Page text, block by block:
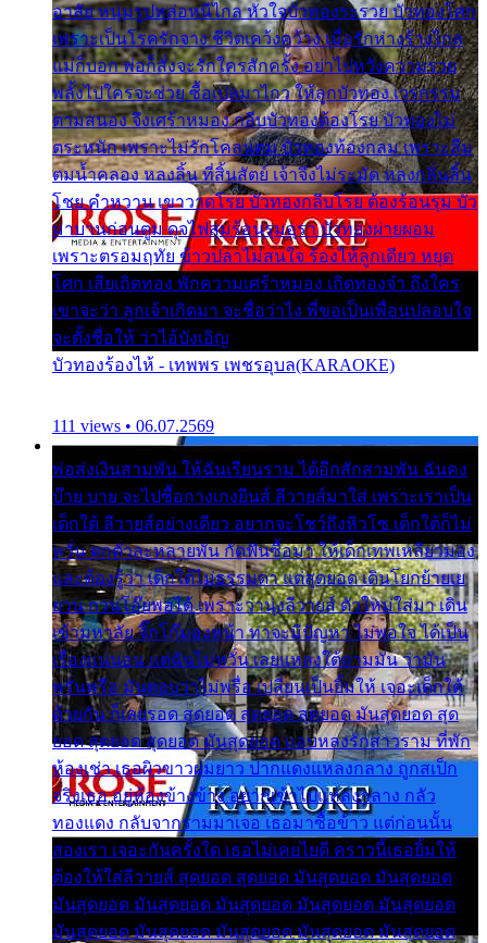
อาลัย หนุ่มรูปหล่อหนีไกล หัวใจบัวทองระรวย บัวทองโศก
เพราะเป็นโรครักจาง ชีวิตเคว้งคว้าง เมื่อรักห่างร้างไกล
แม่ก็บอก พ่อก็สั่งจะรักใครสักครั้ง อย่าไปหวังความรวย
พลั้งไปใครจะช่วย ซื้อเปลมาไกว ให้ลูกบัวทอง เวรกรรม
ตามสนอง จึงเศร้าหมอง กลีบบัวทองต้องโรย บัวทองไม่
ตระหนัก เพราะไม่รักโคลนตม บัวทองท้องกลม เพราะลืม
ตมน้ำคลอง หลงลิ้น ที่สิ้นสัตย์ เจ้าจึงไม่ระมัด หลงกลิ่นลิ้น
โชย คำหวาน เขาวาดโรย บัวทองกลีบโรย ต้องร้อนรุม บัว
มาบานก่อนตูม ดุจไฟสุมร้อนรุมอุรา บัวทองผ่ายผอม
เพราะตรอมฤทัย ข้าวปลาไม่สนใจ ร้องไห้ลูกเดียว หยุด
โศก เสียเถิดทอง พักความเศร้าหมอง เถิดทองจ๋า ถึงใคร
เขาจะว่า ลูกเจ้าเกิดมา จะชื่อว่าไง พี่ขอเป็นเพื่อนปลอบใจ
จะตั้งชื่อให้ ว่าไอ้บังเอิญ
บัวทองร้องไห้ - เทพพร เพชรอุบล(KARAOKE)
111 views • 06.07.2569
พ่อส่งเงินสามพัน ให้ฉันเรียนราม ได้อีกสักสามพัน ฉันคง
บ๊าย บาย จะไปซื้อกางเกงยีนส์ ลีวายส์มาใส่ เพราะเราเป็น
เด็กใต้ ลีวายส์อย่างเดียว อยากจะโชว์ถึงหิวโซ เด็กใต้ก็ไม่
หวั่น ตกตัวละหลายพัน กัดฟันซื้อมา ให้เด็กเทพเหลียวมอง
และต้องรู้ว่า เด็กใต้ไม่ธรรมดา แต่สุดยอด เดินโยกย้ายเย
ยวน กวนโอ๊ยพอได้ เพราะว่านุ่งลีวายส์ ตัวใหม่ใส่มา เดิน
เข้ามหาลัย จิ๊กโก๊มองหน้า ท่าจะมีปัญหา ไม่พอใจ ได้เป็น
เรื่องแน่นอน แต่ฉันไม่หวั่น เลยแหลงใต้ถามมัน ว่ามัน
พรั่นพรือ มันตอบว่าไม่พรื่อ เปลี่ยนเป็นยิ้มให้ เจอะเด็กใต้
ด้วยกัน ก็เลยรอด สุดยอด สุดยอด สุดยอด มันสุดยอด สุด
ยอด สุดยอด สุดยอด มันสุดยอด แอบหลงรักสาวราม ที่พัก
ห้องเช่า เธอผิวขาวผมยาว ปากแดงแหลงกลาง ถูกสเป็ก
จริงเธอ อยู่ห้องข้างข้าง อยากเข้าไปแหลงกลาง กลัว
ทองแดง กลับจากรามมาเจอ เธอมาซื้อข้าว แต่ก่อนนั้น
สองเรา เจอะกันครั้งใด เธอไม่เคยไยดี คราวนี้เธอยิ้มให้
ต้องให้ใส่ลีวายส์ สุดยอด สุดยอด มันสุดยอด มันสุดยอด
มันสุดยอด มันสุดยอด มันสุดยอด มันสุดยอด มันสุดยอด
มันสุดยอด มันสุดยอด มันสุดยอด มันสุดยอด มันสุดยอด